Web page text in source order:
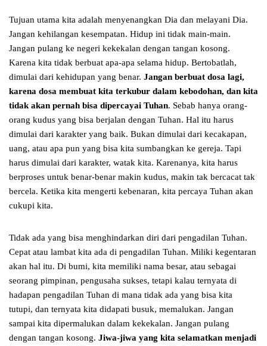
Tujuan utama kita adalah menyenangkan Dia dan melayani Dia.
Jangan kehilangan kesempatan. Hidup ini tidak main-main.
Jangan pulang ke negeri kekekalan dengan tangan kosong.
Karena kita tidak berbuat apa-apa selama hidup. Bertobatlah,
dimulai dari kehidupan yang benar. Jangan berbuat dosa lagi,
karena dosa membuat kita terkubur dalam kebodohan, dan kita
tidak akan pernah bisa dipercayai Tuhan. Sebab hanya orang-
orang kudus yang bisa berjalan dengan Tuhan. Hal itu harus
dimulai dari karakter yang baik. Bukan dimulai dari kecakapan,
uang, atau apa pun yang bisa kita sumbangkan ke gereja. Tapi
harus dimulai dari karakter, watak kita. Karenanya, kita harus
berproses untuk benar-benar makin kudus, makin tak bercacat tak
bercela. Ketika kita mengerti kebenaran, kita percaya Tuhan akan
cukupi kita.
Tidak ada yang bisa menghindarkan diri dari pengadilan Tuhan.
Cepat atau lambat kita ada di pengadilan Tuhan. Miliki kegentaran
akan hal itu. Di bumi, kita memiliki nama besar, atau sebagai
seorang pimpinan, pengusaha sukses, tetapi kalau ternyata di
hadapan pengadilan Tuhan di mana tidak ada yang bisa kita
tutupi, dan ternyata kita didapati busuk, memalukan. Jangan
sampai kita dipermalukan dalam kekekalan. Jangan pulang
dengan tangan kosong. Jiwa-jiwa yang kita selamatkan menjadi